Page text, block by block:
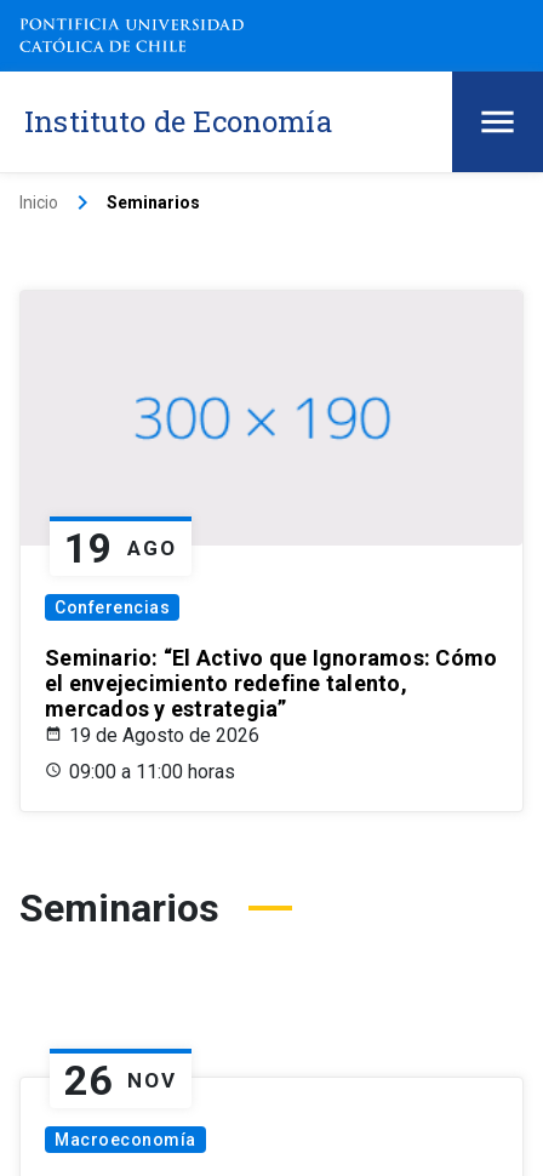
Instituto de Economía
Inicio keyboard_arrow_right Seminarios
19 AGO
Conferencias
Seminario: “El Activo que Ignoramos: Cómo
el envejecimiento redefine talento,
mercados y estrategia”
19 de Agosto de 2026
09:00 a 11:00 horas
Seminarios
26 NOV
Macroeconomía